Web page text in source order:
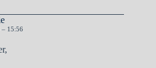
– 15:56